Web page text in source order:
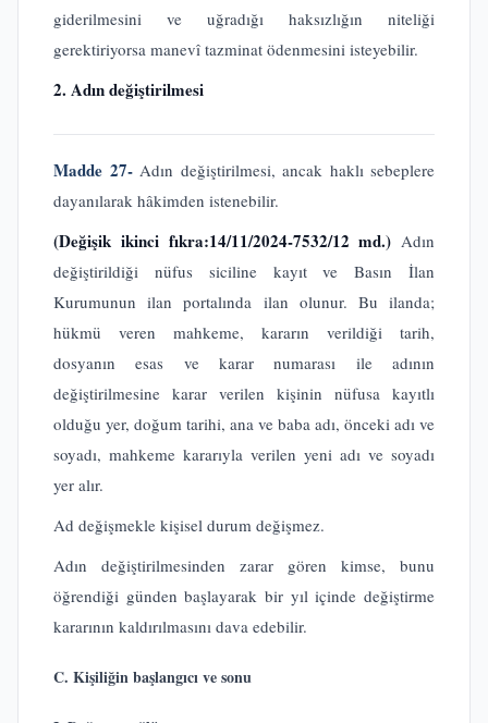
giderilmesini ve uğradığı haksızlığın niteliği
gerektiriyorsa manevî tazminat ödenmesini isteyebilir.
2. Adın değiştirilmesi
Madde 27-Adın değiştirilmesi, ancak haklı sebeplere
dayanılarak hâkimden istenebilir.
(Değişik ikinci fıkra:14/11/2024-7532/12 md.) Adın
değiştirildiği nüfus siciline kayıt ve Basın İlan
Kurumunun ilan portalında ilan olunur. Bu ilanda;
hükmü veren mahkeme, kararın verildiği tarih,
dosyanın esas ve karar numarası ile adının
değiştirilmesine karar verilen kişinin nüfusa kayıtlı
olduğu yer, doğum tarihi, ana ve baba adı, önceki adı ve
soyadı, mahkeme kararıyla verilen yeni adı ve soyadı
yer alır.
Ad değişmekle kişisel durum değişmez.
Adın değiştirilmesinden zarar gören kimse, bunu
öğrendiği günden başlayarak bir yıl içinde değiştirme
kararının kaldırılmasını dava edebilir.
C. Kişiliğin başlangıcı ve sonu